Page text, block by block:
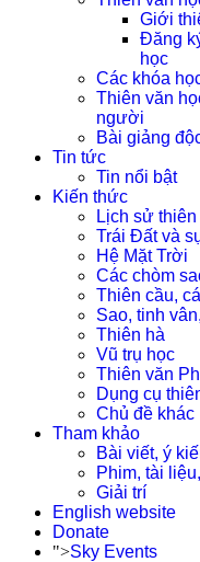
Giới
Đăng
học
Các khóa
Thiên văn
người
Bài giảng
Tin tức
Tin nổi bật
Kiến thức
Lịch sử
Trái Đất và
Hệ Mặt Trời
Các chòm
Thiên cầu,
Sao, tinh
Thiên hà
Vũ trụ học
Thiên văn
Dụng cụ
Chủ đề khác
Tham khảo
Bài viết, ý
Phim, tài
Giải trí
English website
Donate
">Sky Events